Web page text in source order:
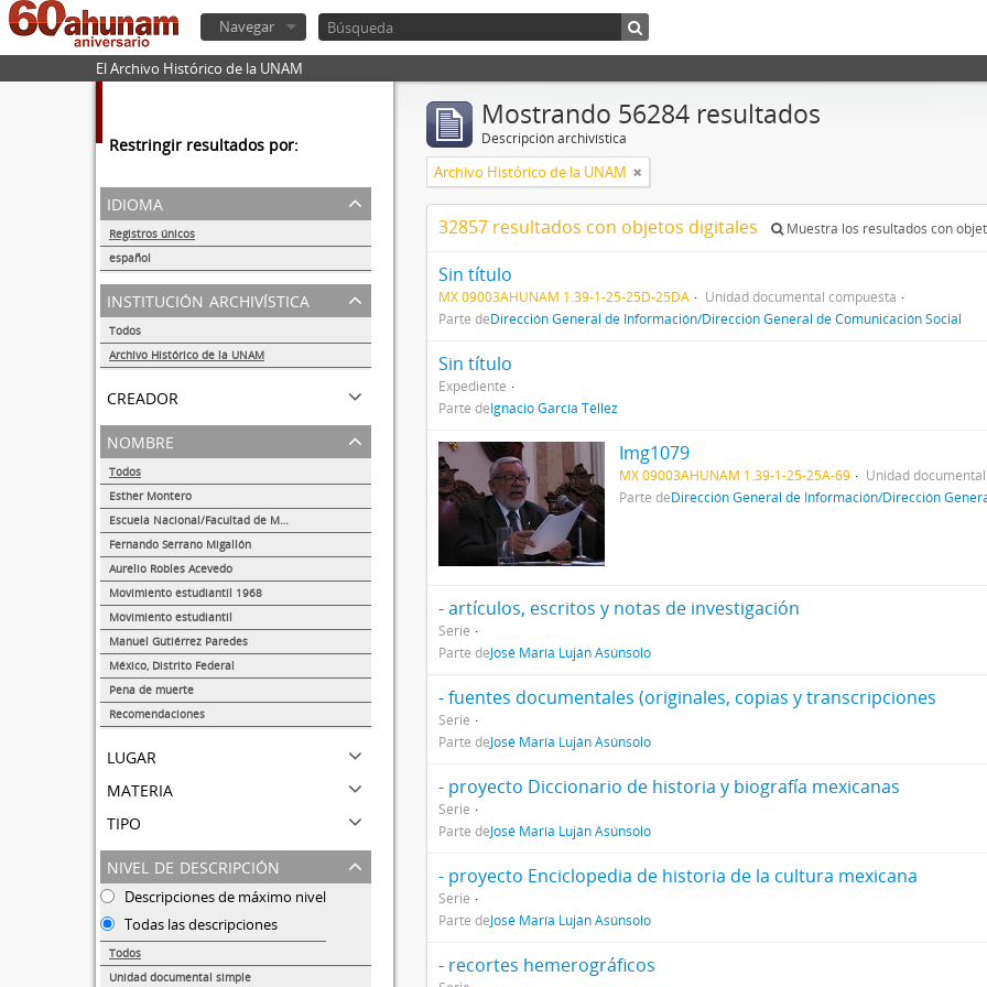
Navegar
El Archivo Histórico de la UNAM
Restringir resultados por:
idioma
Registros únicos
español
56252
institución archivística
Todos
Archivo Histórico de la UNAM
creador
nombre
Todos
Esther Montero
Escuela Nacional/Facultad de Medicina
Fernando Serrano Migallón
Aurelio Robles Acevedo
Movimiento estudiantil 1968
Movimiento estudiantil
Manuel Gutiérrez Paredes
México, Distrito Federal
Pena de muerte
Recomendaciones
lugar
materia
tipo
nivel de descripción
Descripciones de máximo nivel
Todas las descripciones
Todos
Unidad documental simple
Mostrando 56284 resultados
Descripción archivística
Archivo Histórico de la UNAM
32857 resultados con objetos digitales Muestra los resultados con
Sin título
MX 09003AHUNAM 1.39-1-25-25D-25DA
Unidad documental compuesta
Parte deDirección General de Información/Dirección General de Comunicación Social
Sin título
Expediente
Parte deIgnacio García Téllez
Img1079
MX 09003AHUNAM 1.39-1-25-25A-69
Unidad
Parte deDirección General de Información/Dirección
- artículos, escritos y notas de investigación
Serie
Parte deJosé María Luján Asúnsolo
- fuentes documentales (originales, copias y transcripciones
Serie
Parte deJosé María Luján Asúnsolo
- proyecto Diccionario de historia y biografía mexicanas
Serie
Parte deJosé María Luján Asúnsolo
- proyecto Enciclopedia de historia de la cultura mexicana
Serie
Parte deJosé María Luján Asúnsolo
- recortes hemerográficos